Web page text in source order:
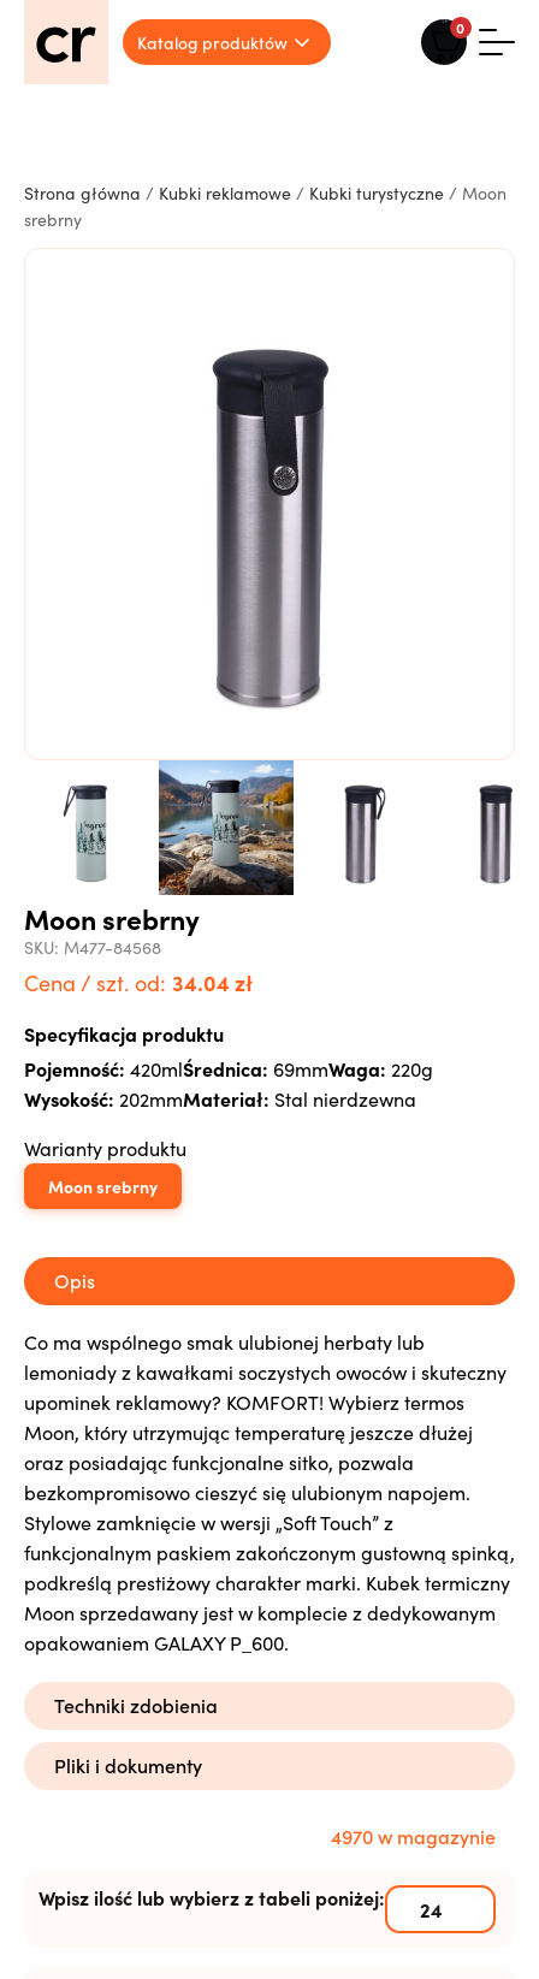
Katalog produktów
0
Strona główna / Kubki reklamowe / Kubki turystyczne / Moon
srebrny
Moon srebrny
SKU: M477-84568
Cena / szt. od: 34.04 zł
Specyfikacja produktu
Pojemność: 420mlŚrednica: 69mmWaga: 220g
Wysokość: 202mmMateriał: Stal nierdzewna
Warianty produktu
Moon srebrny
Opis
Co ma wspólnego smak ulubionej herbaty lub
lemoniady z kawałkami soczystych owoców i skuteczny
upominek reklamowy? KOMFORT! Wybierz termos
Moon, który utrzymując temperaturę jeszcze dłużej
oraz posiadając funkcjonalne sitko, pozwala
bezkompromisowo cieszyć się ulubionym napojem.
Stylowe zamknięcie w wersji „Soft Touch” z
funkcjonalnym paskiem zakończonym gustowną spinką,
podkreślą prestiżowy charakter marki. Kubek termiczny
Moon sprzedawany jest w komplecie z dedykowanym
opakowaniem GALAXY P_600.
Techniki zdobienia
Pliki i dokumenty
4970 w magazynie
Wpisz ilość lub wybierz z tabeli poniżej: